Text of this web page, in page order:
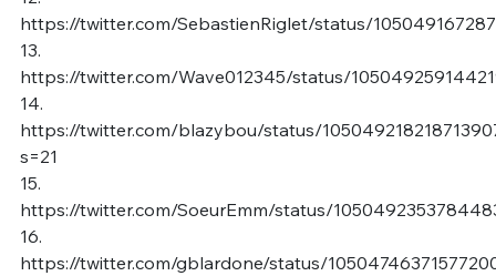
https://twitter.com/SebastienRiglet/status/
13.
https://twitter.com/Wave012345/status/
14.
https://twitter.com/blazybou/status/
s=21
15.
https://twitter.com/SoeurEmm/status/
16.
https://twitter.com/gblardone/status/